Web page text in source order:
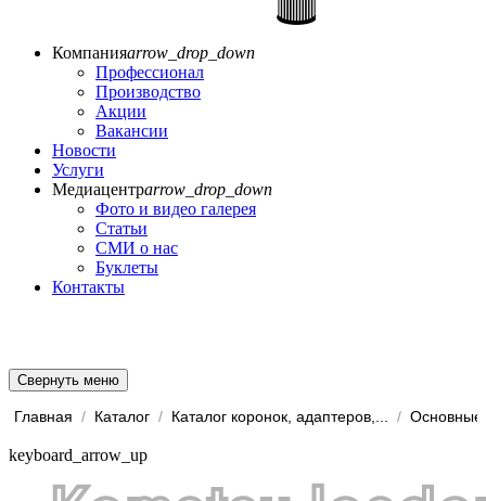
Компанияarrow_drop_down
Профессионал
Производство
Акции
Вакансии
Новости
Услуги
Медиацентрarrow_drop_down
Фото и видео галерея
Статьи
СМИ о нас
Буклеты
Контакты
Свернуть меню
Главная / Каталог / Каталог коронок, адаптеров,... / Основные
keyboard_arrow_up